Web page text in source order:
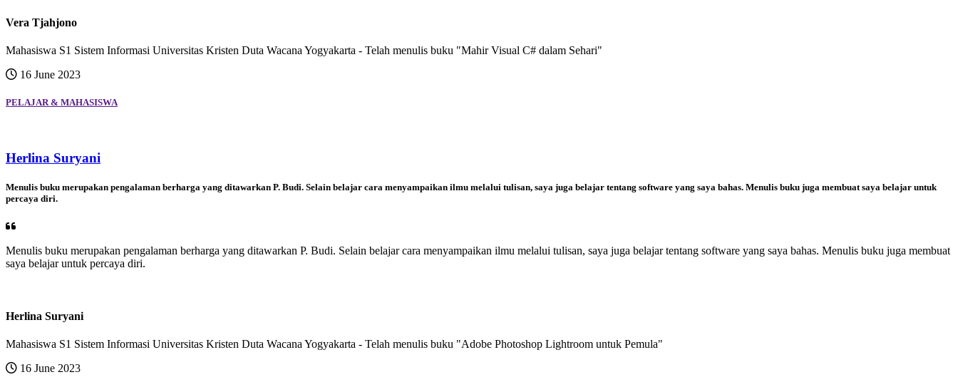
Vera Tjahjono
Mahasiswa S1 Sistem Informasi Universitas Kristen Duta Wacana Yogyakarta - Telah menulis buku "Mahir Visual C# dalam Sehari"
16 June 2023
PELAJAR & MAHASISWA
Herlina Suryani
Menulis buku merupakan pengalaman berharga yang ditawarkan P. Budi. Selain belajar cara menyampaikan ilmu melalui tulisan, saya juga belajar tentang software yang saya bahas. Menulis buku juga membuat saya belajar untuk
percaya diri.
Menulis buku merupakan pengalaman berharga yang ditawarkan P. Budi. Selain belajar cara menyampaikan ilmu melalui tulisan, saya juga belajar tentang software yang saya bahas. Menulis buku juga membuat
saya belajar untuk percaya diri.
Herlina Suryani
Mahasiswa S1 Sistem Informasi Universitas Kristen Duta Wacana Yogyakarta - Telah menulis buku "Adobe Photoshop Lightroom untuk Pemula"
16 June 2023